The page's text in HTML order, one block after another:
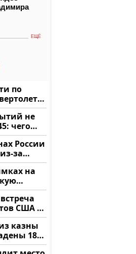
ЕЩЁ
по
читать
не
чего
нам?
России
за
что
на
и
США и
казны
18
рублей